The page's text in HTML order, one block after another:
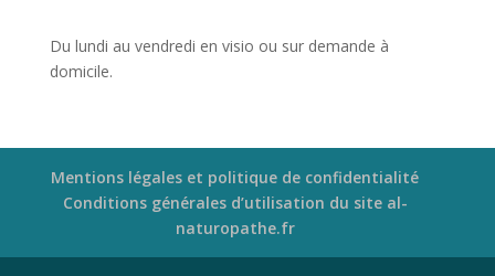
Du lundi au vendredi en visio ou sur demande à
domicile.
Mentions légales et politique de confidentialité
Conditions générales d’utilisation du site al-
naturopathe.fr